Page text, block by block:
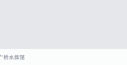
桥水族馆